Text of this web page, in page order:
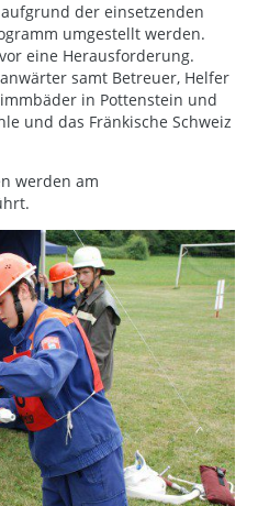
der einsetzenden
umgestellt werden.
eine Herausforderung.
samt Betreuer, Helfer
in Pottenstein und
und das Fränkische Schweiz
werden am